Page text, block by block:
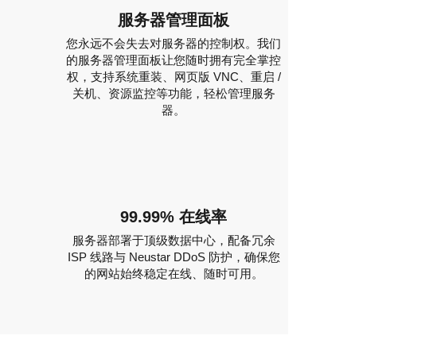
服务器管理面板
您永远不会失去对服务器的控制权。我们
的服务器管理面板让您随时拥有完全掌控
权，支持系统重装、网页版 VNC、重启 /
关机、资源监控等功能，轻松管理服务
器。
99.99% 在线率
服务器部署于顶级数据中心，配备冗余
ISP 线路与 Neustar DDoS 防护，确保您
的网站始终稳定在线、随时可用。